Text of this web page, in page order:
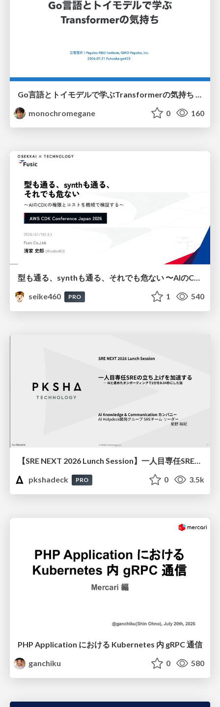
monochromegane
0 160
型も通る、synthも通る、それでも危ない 〜AIのCDKの権限とコストを機械で検証する〜 / It Passes Type Checks, It Passes Synth Checks, but It’s Still Risky — Automatically Verifying Permissions and Costs in AI’s CDK —
seike460
PRO 1 540
【SRE NEXT 2026 Lunch Session】一人目専任SREの立ち上げを加速する ― AIと進めたオンボーディングで2分を0.04秒にした話
pkshadeck
PRO 0 3.5k
PHP Application における Kubernetes 内 gRPC 通信
ganchiku
0 580